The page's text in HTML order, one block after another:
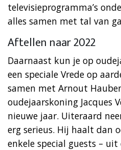
televisieprogramma’s
alles samen met tal van
Aftellen naar 2022
Daarnaast kun je op
een speciale Vrede op
samen met Arnout
oudejaarskoning Jacques
nieuwe jaar. Uiteraard
erg serieus. Hij haalt dan
enkele special guests –